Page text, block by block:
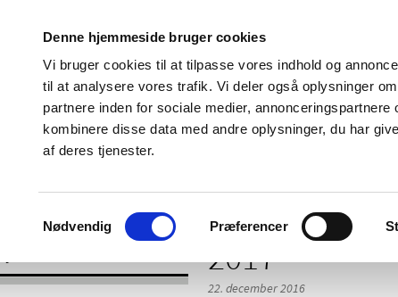
Denne hjemmeside bruger cookies
Vi bruger cookies til at tilpasse vores indhold og
til at analysere vores trafik. Vi deler også oplysninger
partnere inden for sociale medier,
kombinere disse data med andre oplysninger, du har
af deres tjenester.
Samtykkevalg
Nødvendig Præferencer
Godkendelse og
Bivirkninger og
produktinformation
Tilskud og
2017
22. december 2016